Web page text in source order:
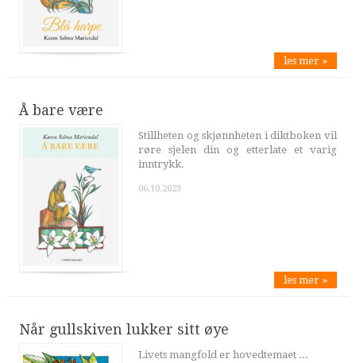
les mer »
Å bare være
Stillheten og skjønnheten i diktboken vil
røre sjelen din og etterlate et varig
inntrykk.
06.10.2023
les mer »
Når gullskiven lukker sitt øye
Livets mangfold er hovedtemaet ...